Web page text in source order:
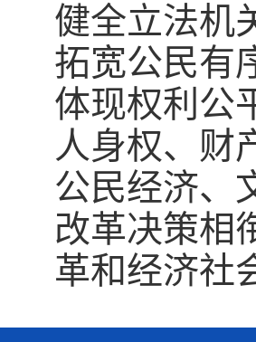
健全立法机
拓宽公民有
体现权利公
人身权、财
公民经济、
改革决策相
革和经济社